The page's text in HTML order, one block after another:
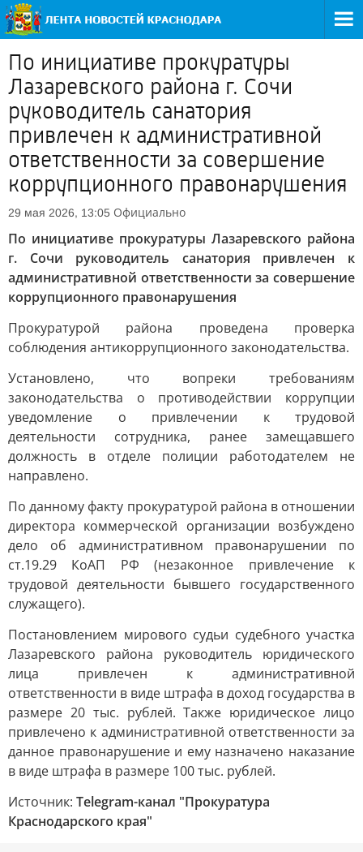
По инициативе прокуратуры
Лазаревского района г. Сочи
руководитель санатория
привлечен к административной
ответственности за совершение
коррупционного правонарушения
29 мая 2026, 13:05 Официально
По инициативе прокуратуры Лазаревского района
г. Сочи руководитель санатория привлечен к
административной ответственности за совершение
коррупционного правонарушения
Прокуратурой района проведена проверка
соблюдения антикоррупционного законодательства.
Установлено, что вопреки требованиям
законодательства о противодействии коррупции
уведомление о привлечении к трудовой
деятельности сотрудника, ранее замещавшего
должность в отделе полиции работодателем не
направлено.
По данному факту прокуратурой района в отношении
директора коммерческой организации возбуждено
дело об административном правонарушении по
ст.19.29 КоАП РФ (незаконное привлечение к
трудовой деятельности бывшего государственного
служащего).
Постановлением мирового судьи судебного участка
Лазаревского района руководитель юридического
лица привлечен к административной
ответственности в виде штрафа в доход государства в
размере 20 тыс. рублей. Также юридическое лицо
привлечено к административной ответственности за
данное правонарушение и ему назначено наказание
в виде штрафа в размере 100 тыс. рублей.
Источник: Telegram-канал "Прокуратура
Краснодарского края"